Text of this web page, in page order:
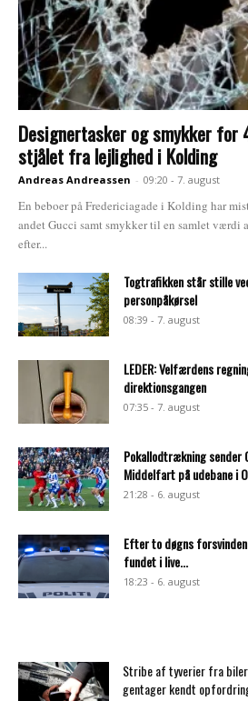
Designertasker og smykker for
stjålet fra lejlighed i Kolding
Andreas Andreassen - 09:20 - 7. august
En beboer på Fredericiagade i Kolding har
andet Gucci samt smykker til en samlet værdi
efter...
Togtrafikken står stille
personpåkørsel
08:39 - 7. august
LEDER: Velfærdens
direktionsgangen
07:35 - 7. august
Pokallodtrækning sender
Middelfart på udebane i
21:28 - 6. august
Efter to døgns
fundet i live...
18:23 - 6. august
Stribe af tyverier fra
gentager kendt